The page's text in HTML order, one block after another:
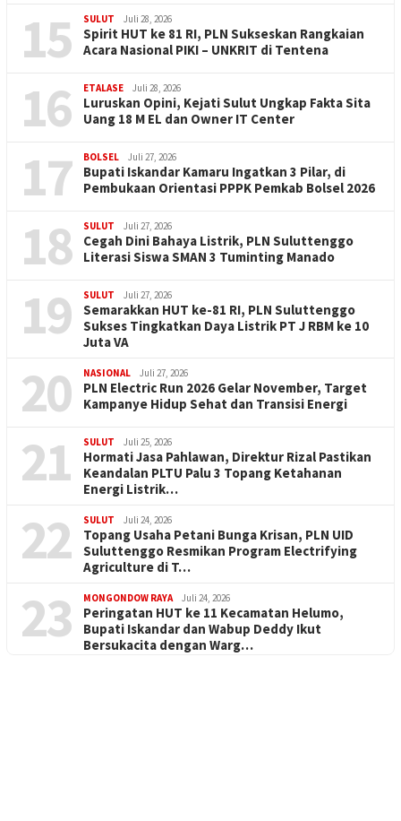
15 SULUT Juli 28, 2026
Spirit HUT ke 81 RI, PLN Sukseskan Rangkaian
Acara Nasional PIKI – UNKRIT di Tentena
16 ETALASE Juli 28, 2026
Luruskan Opini, Kejati Sulut Ungkap Fakta Sita
Uang 18 M EL dan Owner IT Center
17 BOLSEL Juli 27, 2026
Bupati Iskandar Kamaru Ingatkan 3 Pilar, di
Pembukaan Orientasi PPPK Pemkab Bolsel 2026
18 SULUT Juli 27, 2026
Cegah Dini Bahaya Listrik, PLN Suluttenggo
Literasi Siswa SMAN 3 Tuminting Manado
19 SULUT Juli 27, 2026
Semarakkan HUT ke-81 RI, PLN Suluttenggo
Sukses Tingkatkan Daya Listrik PT J RBM ke 10
Juta VA
20 NASIONAL Juli 27, 2026
PLN Electric Run 2026 Gelar November, Target
Kampanye Hidup Sehat dan Transisi Energi
21 SULUT Juli 25, 2026
Hormati Jasa Pahlawan, Direktur Rizal Pastikan
Keandalan PLTU Palu 3 Topang Ketahanan
Energi Listrik…
22 SULUT Juli 24, 2026
Topang Usaha Petani Bunga Krisan, PLN UID
Suluttenggo Resmikan Program Electrifying
Agriculture di T…
23 MONGONDOW RAYA Juli 24, 2026
Peringatan HUT ke 11 Kecamatan Helumo,
Bupati Iskandar dan Wabup Deddy Ikut
Bersukacita dengan Warg…